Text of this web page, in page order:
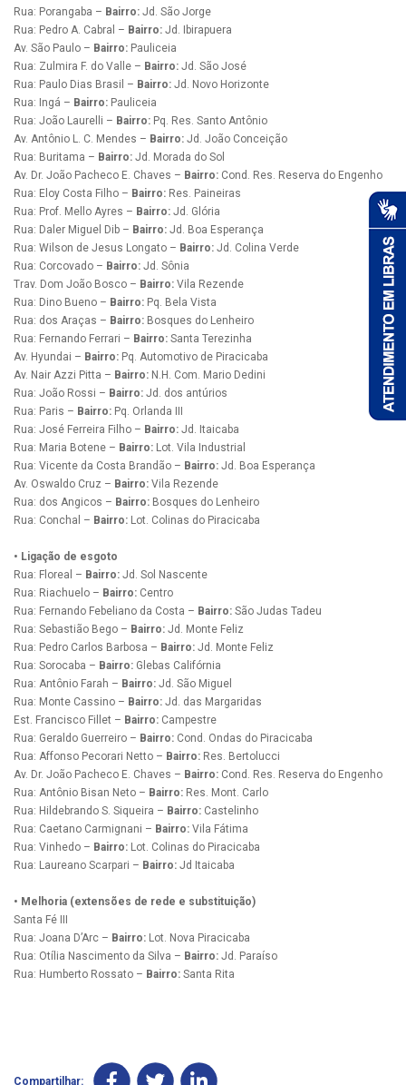
Rua: Porangaba – Bairro: Jd. São Jorge
Rua: Pedro A. Cabral – Bairro: Jd. Ibirapuera
Av. São Paulo – Bairro: Pauliceia
Rua: Zulmira F. do Valle – Bairro: Jd. São José
Rua: Paulo Dias Brasil – Bairro: Jd. Novo Horizonte
Rua: Ingá – Bairro: Pauliceia
Rua: João Laurelli – Bairro: Pq. Res. Santo Antônio
Av. Antônio L. C. Mendes – Bairro: Jd. João Conceição
Rua: Buritama – Bairro: Jd. Morada do Sol
Av. Dr. João Pacheco E. Chaves – Bairro: Cond. Res. Reserva do Engenho
Rua: Eloy Costa Filho – Bairro: Res. Paineiras
Rua: Prof. Mello Ayres – Bairro: Jd. Glória
Rua: Daler Miguel Dib – Bairro: Jd. Boa Esperança
Rua: Wilson de Jesus Longato – Bairro: Jd. Colina Verde
Rua: Corcovado – Bairro: Jd. Sônia
Trav. Dom João Bosco – Bairro: Vila Rezende
Rua: Dino Bueno – Bairro: Pq. Bela Vista
Rua: dos Araças – Bairro: Bosques do Lenheiro
Rua: Fernando Ferrari – Bairro: Santa Terezinha
Av. Hyundai – Bairro: Pq. Automotivo de Piracicaba
Av. Nair Azzi Pitta – Bairro: N.H. Com. Mario Dedini
Rua: João Rossi – Bairro: Jd. dos antúrios
Rua: Paris – Bairro: Pq. Orlanda III
Rua: José Ferreira Filho – Bairro: Jd. Itaicaba
Rua: Maria Botene – Bairro: Lot. Vila Industrial
Rua: Vicente da Costa Brandão – Bairro: Jd. Boa Esperança
Av. Oswaldo Cruz – Bairro: Vila Rezende
Rua: dos Angicos – Bairro: Bosques do Lenheiro
Rua: Conchal – Bairro: Lot. Colinas do Piracicaba
• Ligação de esgoto
Rua: Floreal – Bairro: Jd. Sol Nascente
Rua: Riachuelo – Bairro: Centro
Rua: Fernando Febeliano da Costa – Bairro: São Judas Tadeu
Rua: Sebastião Bego – Bairro: Jd. Monte Feliz
Rua: Pedro Carlos Barbosa – Bairro: Jd. Monte Feliz
Rua: Sorocaba – Bairro: Glebas Califórnia
Rua: Antônio Farah – Bairro: Jd. São Miguel
Rua: Monte Cassino – Bairro: Jd. das Margaridas
Est. Francisco Fillet – Bairro: Campestre
Rua: Geraldo Guerreiro – Bairro: Cond. Ondas do Piracicaba
Rua: Affonso Pecorari Netto – Bairro: Res. Bertolucci
Av. Dr. João Pacheco E. Chaves – Bairro: Cond. Res. Reserva do Engenho
Rua: Antônio Bisan Neto – Bairro: Res. Mont. Carlo
Rua: Hildebrando S. Siqueira – Bairro: Castelinho
Rua: Caetano Carmignani – Bairro: Vila Fátima
Rua: Vinhedo – Bairro: Lot. Colinas do Piracicaba
Rua: Laureano Scarpari – Bairro: Jd Itaicaba
• Melhoria (extensões de rede e substituição)
Santa Fé III
Rua: Joana D’Arc – Bairro: Lot. Nova Piracicaba
Rua: Otília Nascimento da Silva – Bairro: Jd. Paraíso
Rua: Humberto Rossato – Bairro: Santa Rita
Compartilhar: